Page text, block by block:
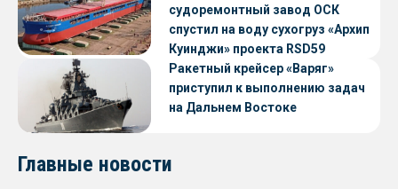
судоремонтный завод ОСК
спустил на воду сухогруз «Архип
Куинджи» проекта RSD59
Ракетный крейсер «Варяг»
приступил к выполнению задач
на Дальнем Востоке
Главные новости